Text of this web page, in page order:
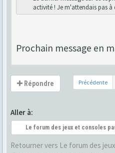
activité ! Je m'attendais pas à
Prochain message en
Répondre Précédente
Aller à:
Le forum des jeux et consoles
Retourner vers Le forum des